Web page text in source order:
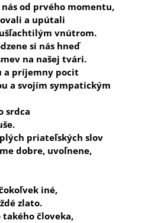
od prvého momentu,
a upútali
vnútrom.
si nás hneď
na našej tvári.
a príjemny pocit
a svojím sympatickým
srdca
priateľských slov
dobre, uvoľnene,
iné,
zlato.
takého človeka,